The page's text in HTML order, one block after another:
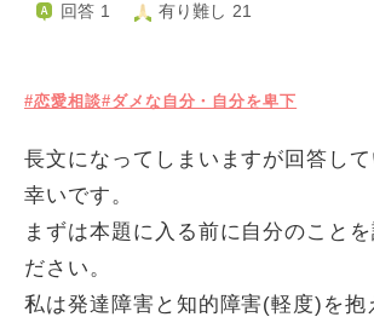
回答 1 有り難し 21
#恋愛相談#ダメな自分・自分を卑下
長文になってしまいますが回答し
幸いです。
まずは本題に入る前に自分のことを
ださい。
私は発達障害と知的障害(軽度)を抱